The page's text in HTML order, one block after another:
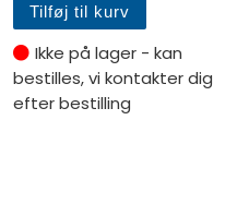
Tilføj til kurv
Ikke på lager - kan
bestilles, vi kontakter dig
efter bestilling